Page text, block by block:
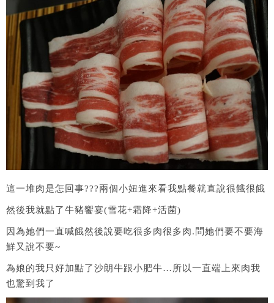
這一堆肉是怎回事???兩個小妞進來看我點餐就直說很餓很餓
然後我就點了牛豬饗宴(雪花+霜降+活菌)
因為她們一直喊餓然後說要吃很多肉很多肉.問她們要不要海
鮮又說不要~
為娘的我只好加點了沙朗牛跟小肥牛…所以一直端上來肉我
也驚到我了